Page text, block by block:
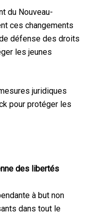
du Nouveau-
ces changements
défense des droits
les jeunes
juridiques
pour protéger les
des libertés
à but non
dans tout le